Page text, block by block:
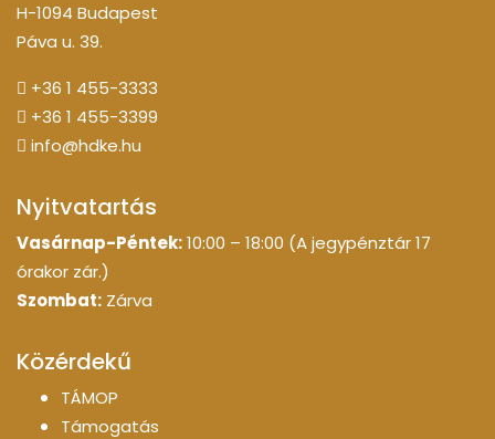
H-1094 Budapest
Páva u. 39.
+36 1 455-3333
+36 1 455-3399
info@hdke.hu
Nyitvatartás
Vasárnap-Péntek:10:00 – 18:00 (A jegypénztár 17
órakor zár.)
Szombat: Zárva
Közérdekű
TÁMOP
Támogatás